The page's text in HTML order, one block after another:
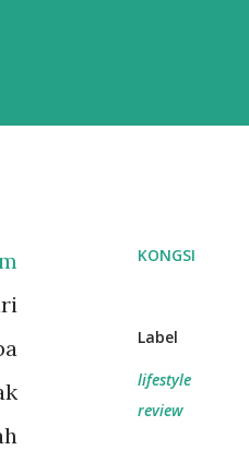
KONGSI
Label
lifestyle
review